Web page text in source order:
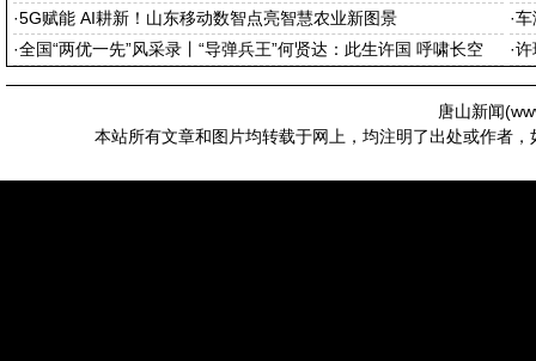
·5G赋能 AI耕新！山东移动数智点亮智慧农业新图景 ·车
·全国“两优一先”风采录丨“导弹兵王”何贤达：此生许国 呼啸长空 ·许
唐山新闻(
本站所有文章和图片均转载于网上，均注明了出处或作者